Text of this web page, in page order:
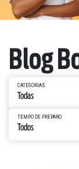
Blog
CATEGORIAS
TEMPO DE PREPARO